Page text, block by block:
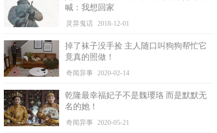
据了解，卡尔当时对利瓦伊说平时开的汽车出现故障了，叫
利瓦伊去修理一下，在这之前这名父亲就在工具上做过手脚了。
儿子在修车的时候,卡尔有意使车子就砸中了他,面对奄奄一息的儿
意外发生之后，警方介入了调查，接手这起案件的警员想到
了早年克里斯蒂娜也是意外去世，这两次案件到底有什么关联?于
喊：我想回家
灵异鬼话 2018-12-01
掉了袜子没手捡 主人随口叫狗狗帮忙它
竟真的照做！
奇闻异事 2020-02-14
乾隆最幸福妃子不是魏瓔珞 而是默默无
名的她！
奇闻异事 2020-05-21